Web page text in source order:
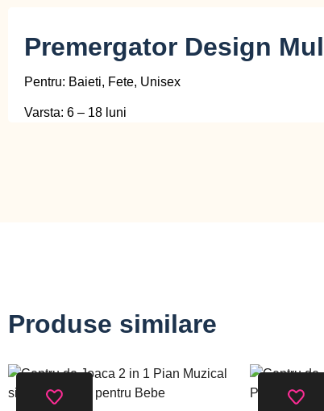
Premergator Design
Pentru: Baieti, Fete, Unisex
Varsta: 6 – 18 luni
Produse similare